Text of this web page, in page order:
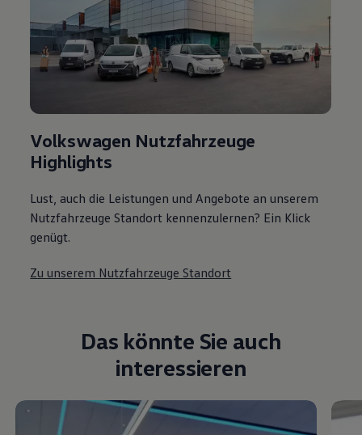
Volkswagen Nutzfahrzeuge
Highlights
Lust, auch die Leistungen und Angebote an unserem
Nutzfahrzeuge Standort kennenzulernen? Ein Klick
genügt.
Zu unserem Nutzfahrzeuge Standort
Das könnte Sie auch
interessieren